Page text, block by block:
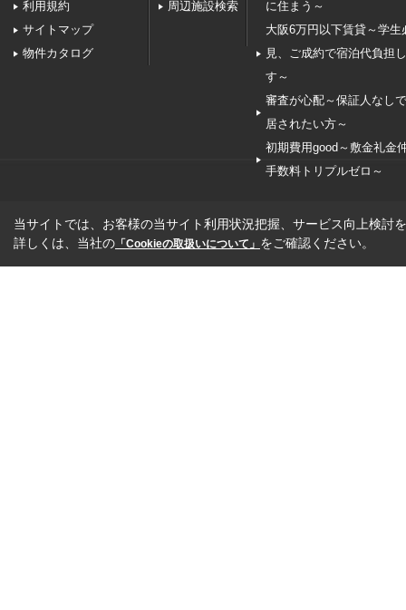
利用規約
サイトマップ
物件カタログ
周辺施設検索
に住まう～
大阪6万円以下賃貸～学生
見、ご成約で宿泊代負担
す～
審査が心配～保証人なし
居されたい方～
初期費用good～敷金礼金
手数料トリプルゼロ～
当サイトでは、お客様の当サイト利用状況把握、サービス向上検討
詳しくは、当社の 「Cookieの取扱いについて」 をご確認ください。